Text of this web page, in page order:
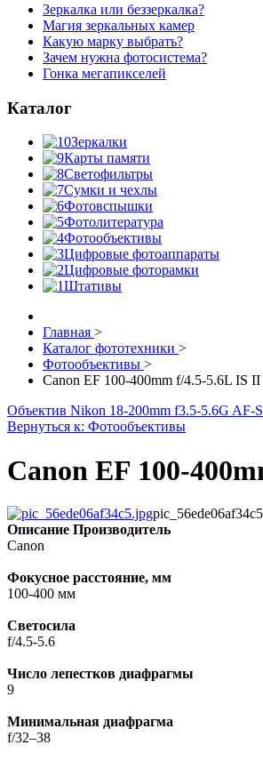
Зеркалка или беззеркалка?
Магия зеркальных камер
Какую марку выбрать?
Зачем нужна фотосистема?
Гонка мегапикселей
Каталог
Зеркалки
Карты памяти
Светофильтры
Сумки и чехлы
Фотовспышки
Фотолитература
Фотообъективы
Цифровые фотоаппараты
Цифровые фоторамки
Штативы
Главная >
Каталог фототехники >
Фотообъективы >
Canon EF 100-400mm f/4.5-5.6L IS
Объектив Nikon 18-200mm f3.5-5.6G
Вернуться к: Фотообъективы
Canon EF 100-
Описание Производитель
Canon
Фокусное расстояние, мм
100-400 мм
Светосила
f/4.5-5.6
Число лепестков диафрагмы
9
Минимальная диафрагма
f/32–38